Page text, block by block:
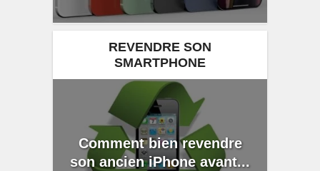
REVENDRE SON
SMARTPHONE
Comment bien revendre
son ancien iPhone avant...